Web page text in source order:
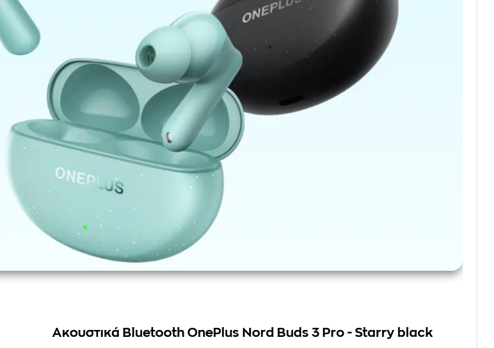
Ακουστικά Bluetooth OnePlus Nord Buds 3 Pro - Starry black